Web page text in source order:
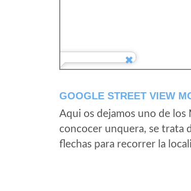
GOOGLE STREET VIEW
Aqui os dejamos uno de los
concocer unquera, se trata
flechas para recorrer la